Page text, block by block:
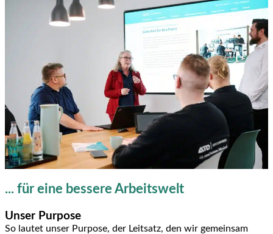
... für eine bessere Arbeitswelt
Unser Purpose
So lautet unser Purpose, der Leitsatz, den wir gemeinsam